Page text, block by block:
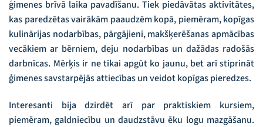
ģimenes brīvā laika pavadīšanu. Tiek piedāvātas aktivitātes,
kas paredzētas vairākām paaudzēm kopā, piemēram, kopīgas
kulinārijas nodarbības, pārgājieni, makšķerēšanas apmācības
vecākiem ar bērniem, deju nodarbības un dažādas radošās
darbnīcas. Mērķis ir ne tikai apgūt ko jaunu, bet arī stiprināt
ģimenes savstarpējās attiecības un veidot kopīgas pieredzes.
Interesanti bija dzirdēt arī par praktiskiem kursiem,
piemēram, galdniecību un daudzstāvu ēku logu mazgāšanu.